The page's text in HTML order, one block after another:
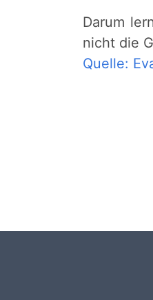
Darum
nicht die
Quelle: